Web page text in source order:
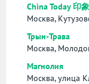
China Today 印
Москва,
Трын-Трава
Москва,
Магнолия
Москва, улица